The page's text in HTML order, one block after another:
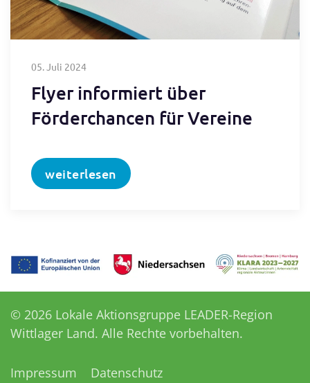
05. Juli 2024
Flyer informiert über
Förderchancen für Vereine
weiterlesen
© 2026 Lokale Aktionsgruppe LEADER-Region
Wittlager Land. Alle Rechte vorbehalten.
Impressum Datenschutz